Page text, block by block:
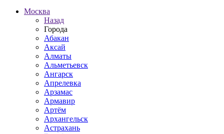
Москва
Назад
Города
Абакан
Аксай
Алматы
Альметьевск
Ангарск
Апрелевка
Арзамас
Армавир
Артём
Архангельск
Астрахань